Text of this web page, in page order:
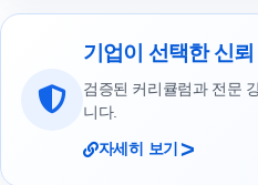
기업이 선택한 신뢰
검증된 커리큘럼과 전문
니다.
자세히 보기 >